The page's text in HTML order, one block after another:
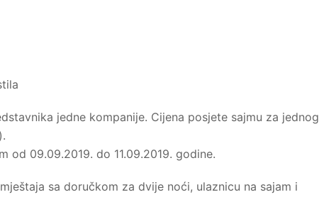
jedne kompanije. Cijena posjete sajmu za jednog
od 09.09.2019. do 11.09.2019. godine.
sa doručkom za dvije noći, ulaznicu na sajam i